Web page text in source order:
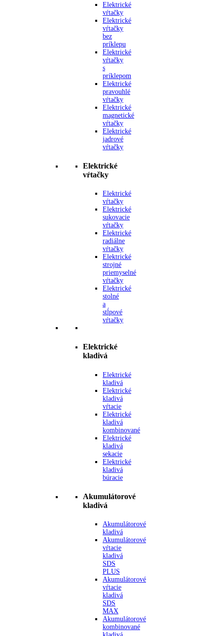
Elektrické
vŕtačky
Elektrické
vŕtačky
bez
príklepu
Elektrické
vŕtačky
s
príklepom
Elektrické
pravouhlé
vŕtačky
Elektrické
magnetické
vŕtačky
Elektrické
jadrové
vŕtačky
Elektrické
vŕtačky
Elektrické
vŕtačky
Elektrické
sukovacie
vŕtačky
Elektrické
radiálne
vŕtačky
Elektrické
strojné
priemyselné
vŕtačky
Elektrické
stolné
a
stĺpové
vŕtačky
Elektrické
kladivá
Elektrické
kladivá
Elektrické
kladivá
vŕtacie
Elektrické
kladivá
kombinované
Elektrické
kladivá
sekacie
Elektrické
kladivá
búracie
Akumulátorové
kladivá
Akumulátorové
kladivá
Akumulátorové
vŕtacie
kladivá
SDS
PLUS
Akumulátorové
vŕtacie
kladivá
SDS
MAX
Akumulátorové
kombinované